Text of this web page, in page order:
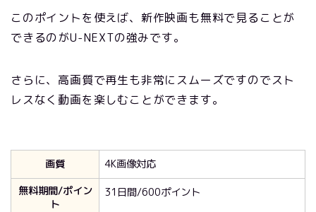
このポイントを使えば、新作映画も無料で見ることが
できるのがU-NEXTの強みです。
さらに、高画質で再生も非常にスムーズですのでスト
レスなく動画を楽しむことができます。
画質
4K画像対応
無料期間/ポイン
ト
31日間/600ポイント